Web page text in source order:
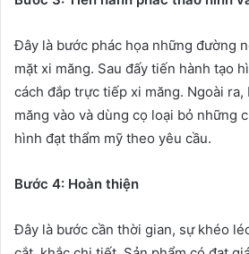
Đây là bước phác họa những đường
mặt xi măng. Sau đấy tiến hành tạo
cách đắp trực tiếp xi măng. Ngoài
măng vào và dùng cọ loại bỏ những
hình đạt thẩm mỹ theo yêu cầu.
Bước 4: Hoàn thiện
Đây là bước cần thời gian, sự khéo